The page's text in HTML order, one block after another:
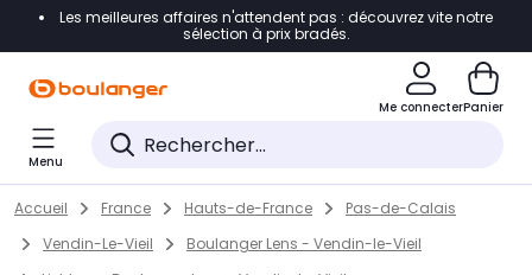
Accéder directement à la navigation
Accéder directement au pied de page
Accéder directement au chatbot
Les meilleures affaires n'attendent pas : découvrez vite notre
sélection à prix bradés.
Me connecterPanier
Menu
Skip to content
Return to Nav
Accueil France Hauts-de-France
Pas-de-Calais
Vendin-Le-Vieil
Boulanger Lens - Vendin-le-Vieil